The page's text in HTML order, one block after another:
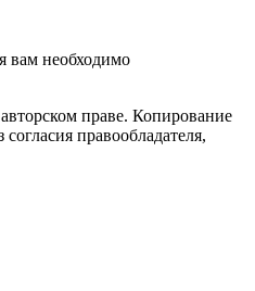
вам необходимо
праве. Копирование
правообладателя,